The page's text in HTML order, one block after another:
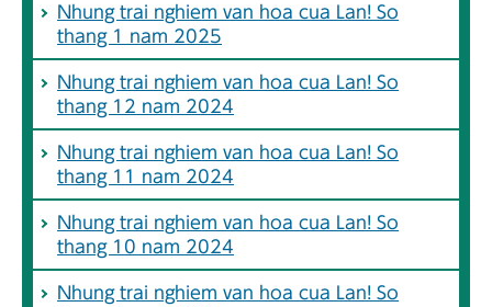
Nhung trai nghiem van hoa cua Lan! So
thang 1 nam 2025
Nhung trai nghiem van hoa cua Lan! So
thang 12 nam 2024
Nhung trai nghiem van hoa cua Lan! So
thang 11 nam 2024
Nhung trai nghiem van hoa cua Lan! So
thang 10 nam 2024
Nhung trai nghiem van hoa cua Lan! So